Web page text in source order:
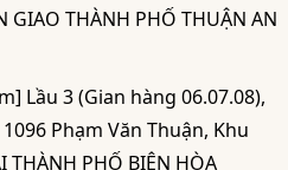
THÀNH PHỐ THUẬN AN
Lầu 3 (Gian hàng 06.07.08),
Phạm Văn Thuận, Khu
THÀNH PHỐ BIÊN HÒA